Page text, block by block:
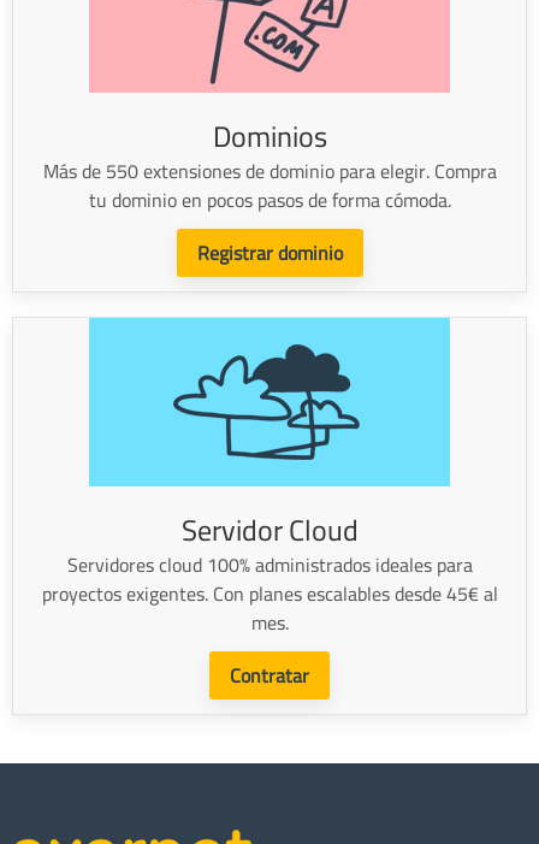
Dominios
Más de 550 extensiones de dominio para elegir. Compra
tu dominio en pocos pasos de forma cómoda.
Registrar dominio
Servidor Cloud
Servidores cloud 100% administrados ideales para
proyectos exigentes. Con planes escalables desde 45€ al
mes.
Contratar